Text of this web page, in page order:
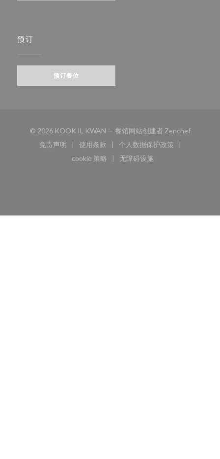
预订
预订餐位
© 2026 KOOK IL KWAN — 餐馆网站创建者 Zenchef((在新窗
免责声明
((在新窗口中打开))
使用条款
((在新窗口中打开))
个人数据保护政策
((在新窗口中打开))
cookie 策略
((在新窗口中打开))
无障碍设施
((在新窗口中打开))